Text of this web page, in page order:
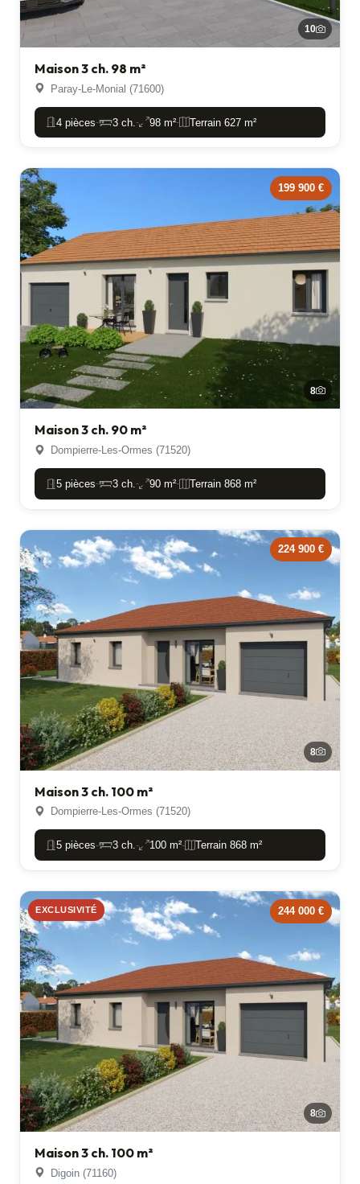
10
Maison 3 ch. 98 m²
Paray-Le-Monial (71600)
4 pièces- 3 ch. - 98 m²- Terrain 627 m²
199 900 €
8
Maison 3 ch. 90 m²
Dompierre-Les-Ormes (71520)
5 pièces- 3 ch. - 90 m²- Terrain 868 m²
224 900 €
8
Maison 3 ch. 100 m²
Dompierre-Les-Ormes (71520)
5 pièces- 3 ch.- 100 m²- Terrain 868 m²
EXCLUSIVITÉ 244 000 €
8
Maison 3 ch. 100 m²
Digoin (71160)